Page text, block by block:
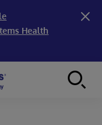
Health